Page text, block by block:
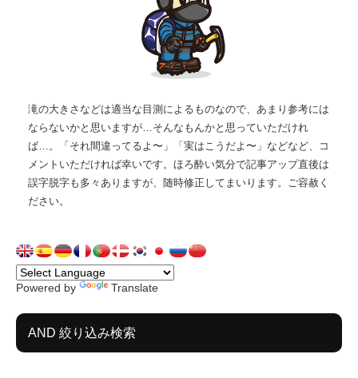
滝の大きさなどは適当な目測によるものなので、あまり参考には
ならないかと思いますが…そんなもんかと思っていただけれ
ば…。「それ間違ってるよ〜」「実はこうだよ〜」などなど、コ
メントいただければ幸いです。ほろ酔い気分で記事アップ直後は
誤字脱字も多々ありますが、随時修正してまいります。ご容赦く
ださい。
Powered by Translate
AND 絞り込み検索